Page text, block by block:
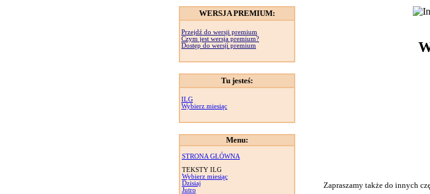
WERSJA PREMIUM:
Przejdź do wersji premium
Czym jest wersja premium?
Dostęp do wersji premium
Tu jesteś:
ILG
Wybierz miesiąc
Menu:
STRONA GŁÓWNA
TEKSTY ILG
Wybierz miesiąc
Dzisiaj
Jutro
Zapraszamy także do innych